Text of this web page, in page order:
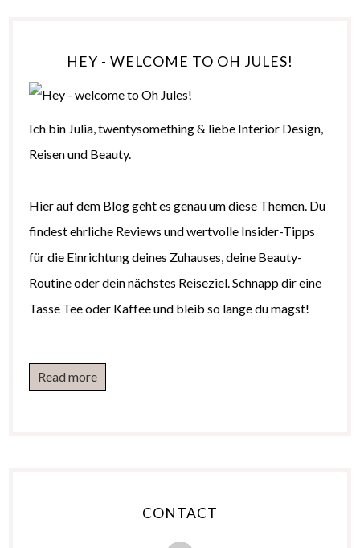
HEY - WELCOME TO OH JULES!
Ich bin Julia, twentysomething & liebe Interior Design,
Reisen und Beauty.
Hier auf dem Blog geht es genau um diese Themen. Du
findest ehrliche Reviews und wertvolle Insider-Tipps
für die Einrichtung deines Zuhauses, deine Beauty-
Routine oder dein nächstes Reiseziel. Schnapp dir eine
Tasse Tee oder Kaffee und bleib so lange du magst!
Read more
CONTACT